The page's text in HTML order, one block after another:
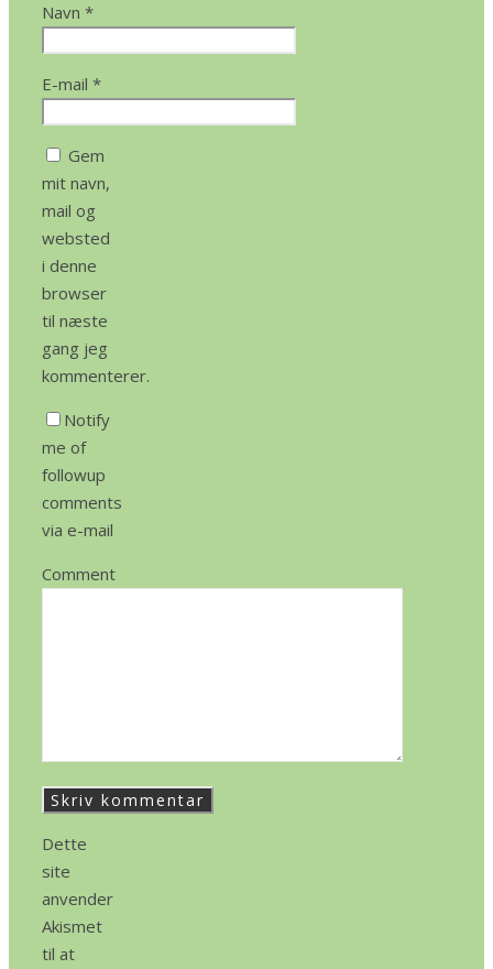
Navn *
E-mail *
Gem
mit navn,
mail og
websted
i denne
browser
til næste
gang jeg
kommenterer.
Notify
me of
followup
comments
via e-mail
Comment
Dette
site
anvender
Akismet
til at